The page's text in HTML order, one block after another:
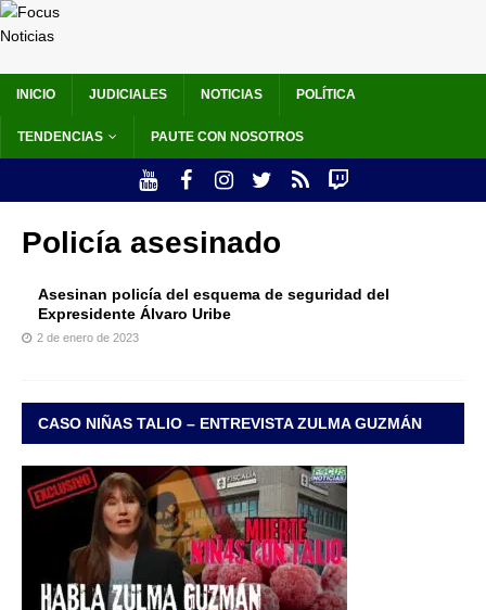
INICIO JUDICIALES NOTICIAS POLÍTICA
TENDENCIAS PAUTE CON NOSOTROS
Policía asesinado
Asesinan policía del esquema de seguridad del
Expresidente Álvaro Uribe
2 de enero de 2023
CASO NIÑAS TALIO – ENTREVISTA ZULMA GUZMÁN